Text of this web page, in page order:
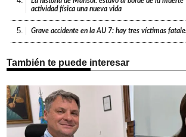
actividad física una nueva vida
5. Grave accidente en la AU 7: hay tres víctimas
También te puede interesar